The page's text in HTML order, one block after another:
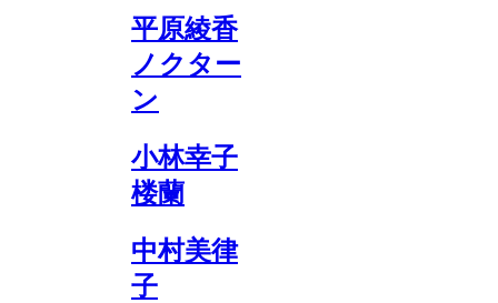
平原綾香
ノクター
ン
小林幸子
楼蘭
中村美律
子